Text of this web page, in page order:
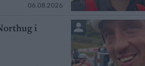
06.08.2026
i